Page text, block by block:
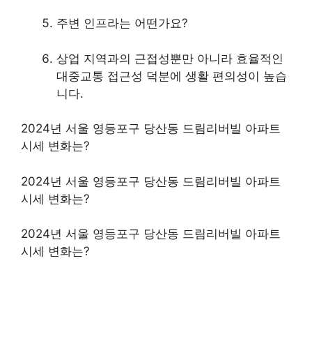
주변 인프라는 어떤가요?
상업 지역과의 근접성뿐만 아니라 효율적인
대중교통 접근성 덕분에 생활 편의성이 높습
니다.
2024년 서울 영등포구 당산동 드림리버빌 아파트
시세 변화는?
2024년 서울 영등포구 당산동 드림리버빌 아파트
시세 변화는?
2024년 서울 영등포구 당산동 드림리버빌 아파트
시세 변화는?